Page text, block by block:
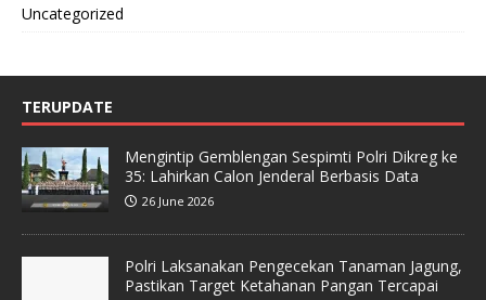
Uncategorized
TERUPDATE
Mengintip Gemblengan Sespimti Polri Dikreg ke
35: Lahirkan Calon Jenderal Berbasis Data
26 June 2026
Polri Laksanakan Pengecekan Tanaman Jagung,
Pastikan Target Ketahanan Pangan Tercapai